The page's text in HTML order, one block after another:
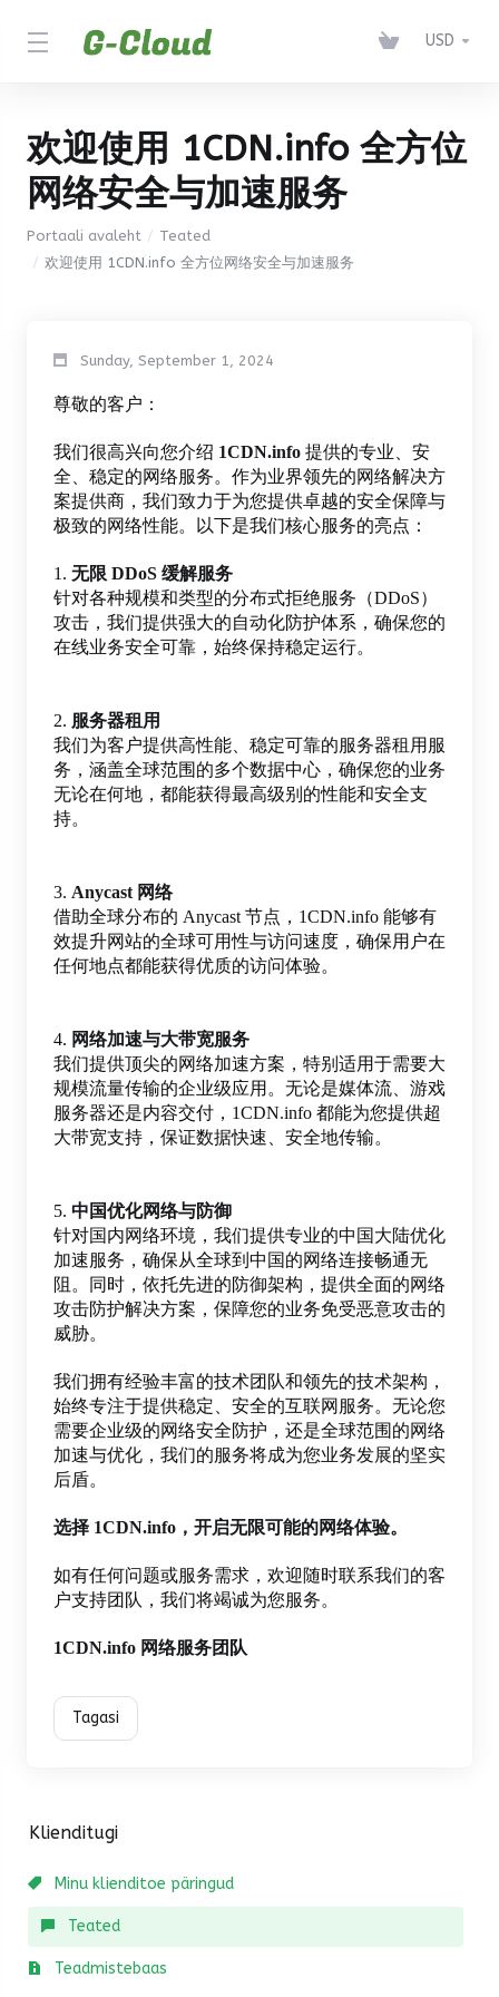
USD
欢迎使用 1CDN.info 全方位
网络安全与加速服务
Portaali avaleht
Teated
欢迎使用 1CDN.info 全方位网络安全与加速服务
Klienditugi
Minu klienditoe päringud
Teated
Teadmistebaas
Sunday, September 1, 2024
尊敬的客户：
我们很高兴向您介绍 1CDN.info 提供的专业、安
全、稳定的网络服务。作为业界领先的网络解决方
案提供商，我们致力于为您提供卓越的安全保障与
极致的网络性能。以下是我们核心服务的亮点：
1. 无限 DDoS 缓解服务
针对各种规模和类型的分布式拒绝服务（DDoS）
攻击，我们提供强大的自动化防护体系，确保您的
在线业务安全可靠，始终保持稳定运行。
2. 服务器租用
我们为客户提供高性能、稳定可靠的服务器租用服
务，涵盖全球范围的多个数据中心，确保您的业务
无论在何地，都能获得最高级别的性能和安全支
持。
3. Anycast 网络
借助全球分布的 Anycast 节点，1CDN.info 能够有
效提升网站的全球可用性与访问速度，确保用户在
任何地点都能获得优质的访问体验。
4. 网络加速与大带宽服务
我们提供顶尖的网络加速方案，特别适用于需要大
规模流量传输的企业级应用。无论是媒体流、游戏
服务器还是内容交付，1CDN.info 都能为您提供超
大带宽支持，保证数据快速、安全地传输。
5. 中国优化网络与防御
针对国内网络环境，我们提供专业的中国大陆优化
加速服务，确保从全球到中国的网络连接畅通无
阻。同时，依托先进的防御架构，提供全面的网络
攻击防护解决方案，保障您的业务免受恶意攻击的
威胁。
我们拥有经验丰富的技术团队和领先的技术架构，
始终专注于提供稳定、安全的互联网服务。无论您
需要企业级的网络安全防护，还是全球范围的网络
加速与优化，我们的服务将成为您业务发展的坚实
后盾。
选择 1CDN.info，开启无限可能的网络体验。
如有任何问题或服务需求，欢迎随时联系我们的客
户支持团队，我们将竭诚为您服务。
1CDN.info 网络服务团队
Tagasi